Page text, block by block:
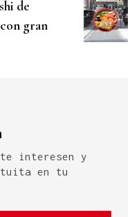
de
gran
te interesen y
en tu